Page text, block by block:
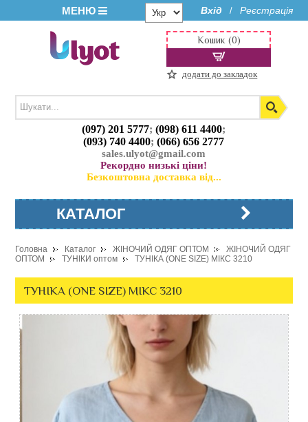
МЕНЮ Вхід / Реєстрація
(097) 201 5777;(098) 611 4400;
(093) 740 4400;(066) 656 2777
sales.ulyot@gmail.com
Рекордно низькі ціни!
Безкоштовна доставка від...
Кошик (0)
додати до закладок
КАТАЛОГ
Головна Каталог ЖІНОЧИЙ ОДЯГ ОПТОМ
ЖІНОЧИЙ ОДЯГ
ОПТОМ
ТУНІКИ оптом ТУНІКА (ONE SIZE) МІКС 3210
ТУНІКА (ONE SIZE) МІКС 3210